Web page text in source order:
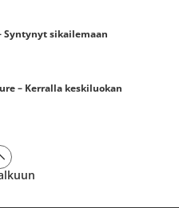
Syntynyt sikailemaan
– Kerralla keskiluokan